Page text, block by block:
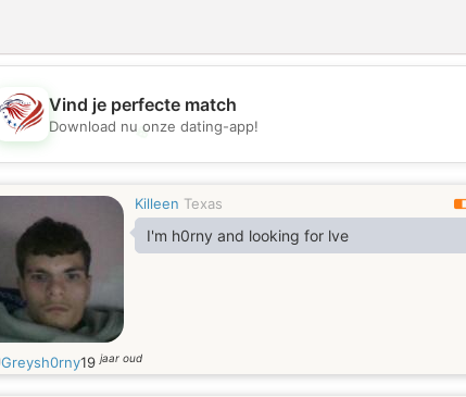
💖
Vind je perfecte match
Download nu onze dating-app!
Killeen Texas
I'm h0rny and looking for lve
Greysh0rny19jaar oud